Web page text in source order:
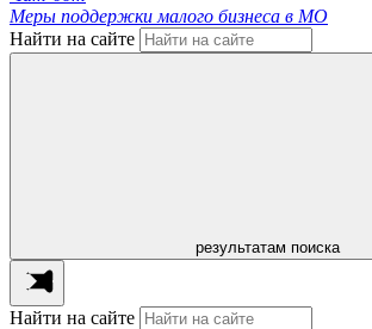
Меры поддержки малого бизнеса в МО
Найти на сайте
результатам поиска
Найти на сайте